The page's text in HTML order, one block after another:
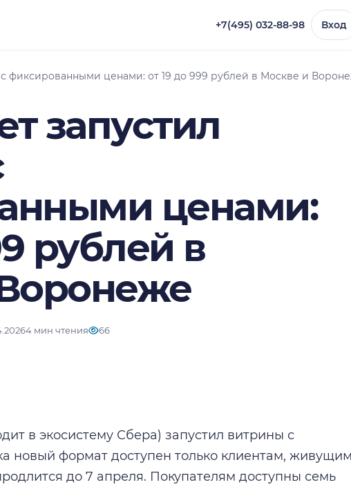
+7(495) 032-88-98 Вход
фиксированными ценами: от 19 до 999 рублей в Москве и
запустил
ценами:
рублей в
4 мин чтения 66
в экосистему Сбера) запустил витрины с
новый формат доступен только клиентам, живущим
до 7 апреля. Покупателям доступны семь